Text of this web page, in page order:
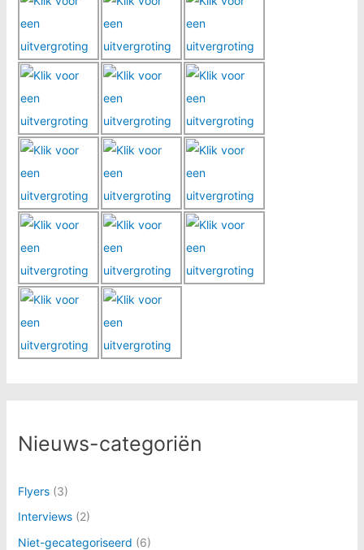
Nieuws-categoriën
Flyers(3)
Interviews(2)
Niet-gecategoriseerd (6)